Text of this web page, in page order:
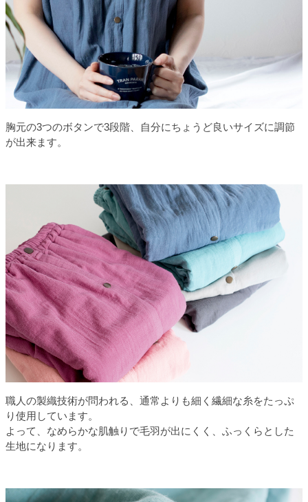
胸元の3つのボタンで3段階、自分にちょうど良いサイズに調節
が出来ます。
職人の製織技術が問われる、通常よりも細く繊細な糸をたっぷ
り使用しています。
よって、なめらかな肌触りで毛羽が出にくく、ふっくらとした
生地になります。